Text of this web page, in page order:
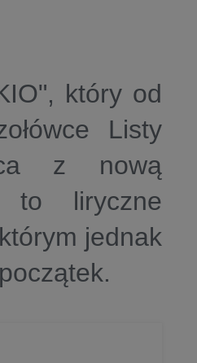
który od
Listy
z nową
to liryczne
jednak